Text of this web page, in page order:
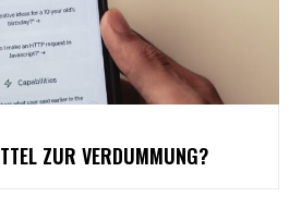
ZUR VERDUMMUNG?